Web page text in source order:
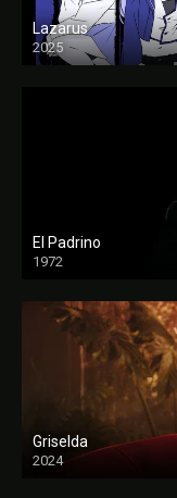
Lazarus
2025
El Padrino
1972
FULL HD
Griselda
2024